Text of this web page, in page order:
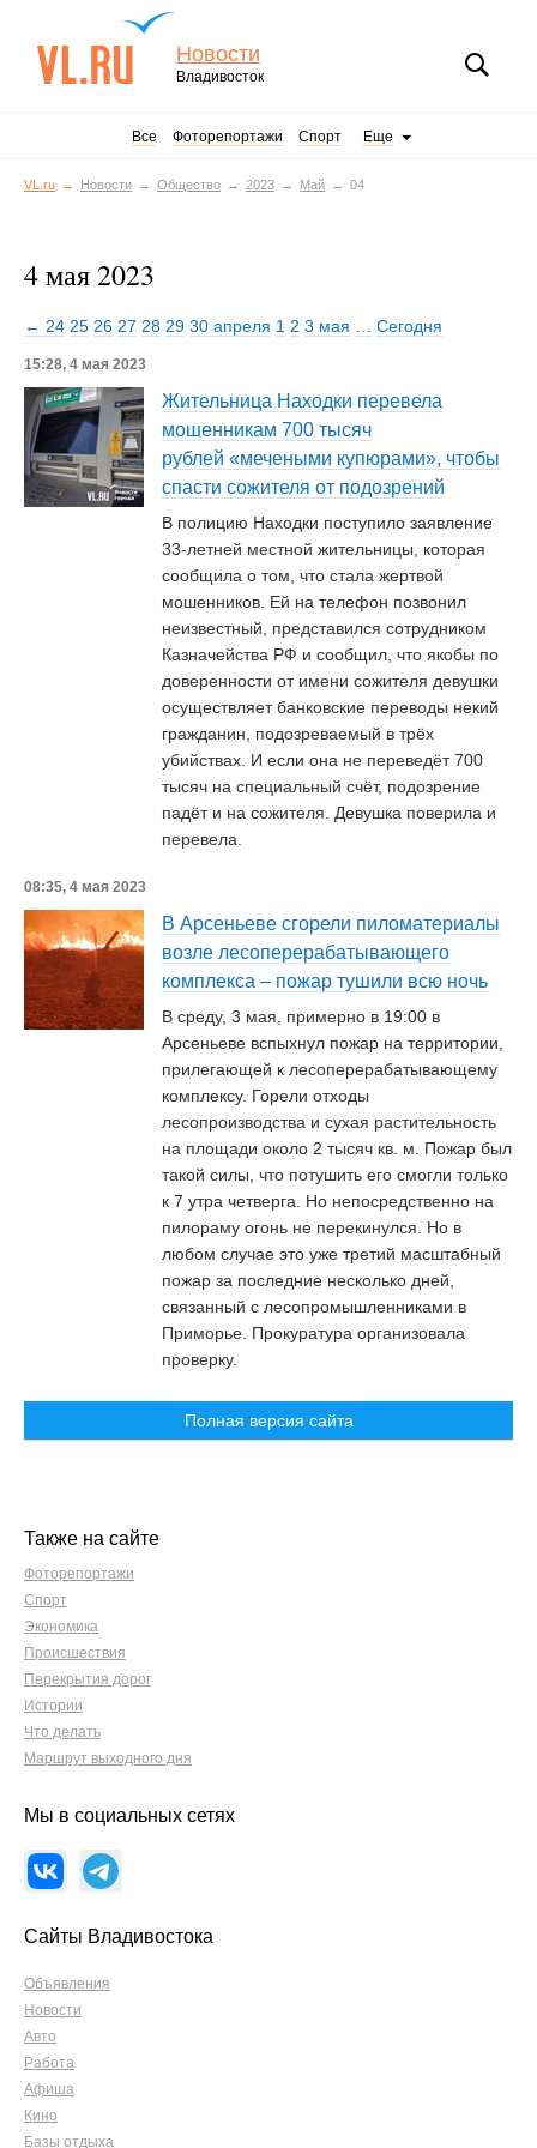
Новости
Владивосток
Все Фоторепортажи Спорт Еще
VL.ru Новости Общество 2023 Май 04
4 мая 2023
← 24 25 26 27 28 29 30 апреля 1 2 3 мая Сегодня
15:28, 4 мая 2023
Жительница Находки перевела
мошенникам 700 тысяч
рублей «мечеными купюрами», чтобы
спасти сожителя от подозрений
В полицию Находки поступило заявление
33-летней местной жительницы, которая
сообщила о том, что стала жертвой
мошенников. Ей на телефон позвонил
неизвестный, представился сотрудником
Казначейства РФ и сообщил, что якобы по
доверенности от имени сожителя девушки
осуществляет банковские переводы некий
гражданин, подозреваемый в трёх
убийствах. И если она не переведёт 700
тысяч на специальный счёт, подозрение
падёт и на сожителя. Девушка поверила и
перевела.
08:35, 4 мая 2023
В Арсеньеве сгорели пиломатериалы
возле лесоперерабатывающего
комплекса – пожар тушили всю ночь
В среду, 3 мая, примерно в 19:00 в
Арсеньеве вспыхнул пожар на территории,
прилегающей к лесоперерабатывающему
комплексу. Горели отходы
лесопроизводства и сухая растительность
на площади около 2 тысяч кв. м. Пожар был
такой силы, что потушить его смогли только
к 7 утра четверга. Но непосредственно на
пилораму огонь не перекинулся. Но в
любом случае это уже третий масштабный
пожар за последние несколько дней,
связанный с лесопромышленниками в
Приморье. Прокуратура организовала
проверку.
Полная версия сайта
Также на сайте
Фоторепортажи
Спорт
Экономика
Происшествия
Перекрытия дорог
Истории
Что делать
Маршрут выходного дня
Мы в социальных сетях
Сайты Владивостока
Объявления
Новости
Авто
Работа
Афиша
Кино
Базы отдыха